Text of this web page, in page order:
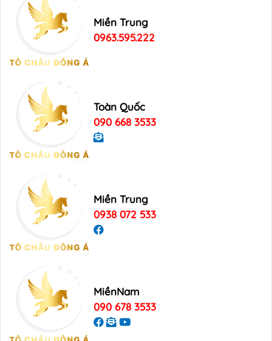
Miền Trung
0963.595.222
Toàn Quốc
090 668 3533
Miền Trung
0938 072 533
MiềnNam
090 678 3533